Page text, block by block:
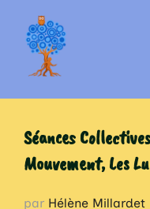
contenu
Séances
Mouvement, Les
par Hélène Millardet